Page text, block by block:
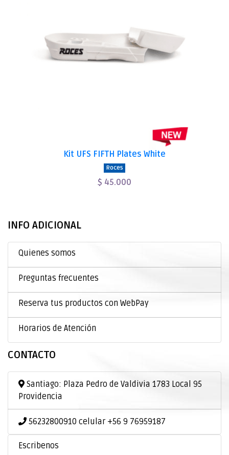
Kit UFS FIFTH Plates White
Roces
$ 45.000
INFO ADICIONAL
Quienes somos
Preguntas frecuentes
Reserva tus productos con WebPay
Horarios de Atención
CONTACTO
Santiago: Plaza Pedro de Valdivia 1783 Local 95
Providencia
56232800910 celular +56 9 76959187
Escribenos